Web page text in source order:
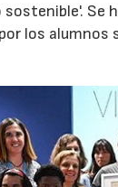
sostenible'.
los